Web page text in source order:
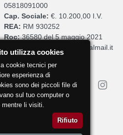
05818091000
Cap. Sociale: €. 10.200,00 I.V.
REA: RM 930252
Roc:36580 del 5 maggio 2021
mdcomunication@legalmail.it
Segnala un problema
utilizza cookies
cookie tecnici per
esperienza di
sono dei piccoli file di
sul tuo computer o
mentre li visiti.
Rifiuto